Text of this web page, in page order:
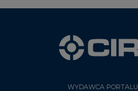
WYDAWCA PORTALU